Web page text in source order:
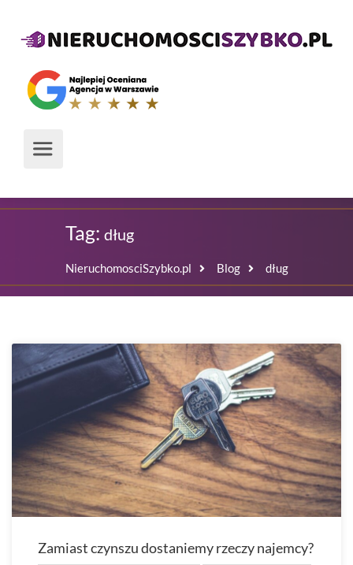
Tag: dług
NieruchomosciSzybko.pl Blog dług
Zamiast czynszu dostaniemy rzeczy najemcy?